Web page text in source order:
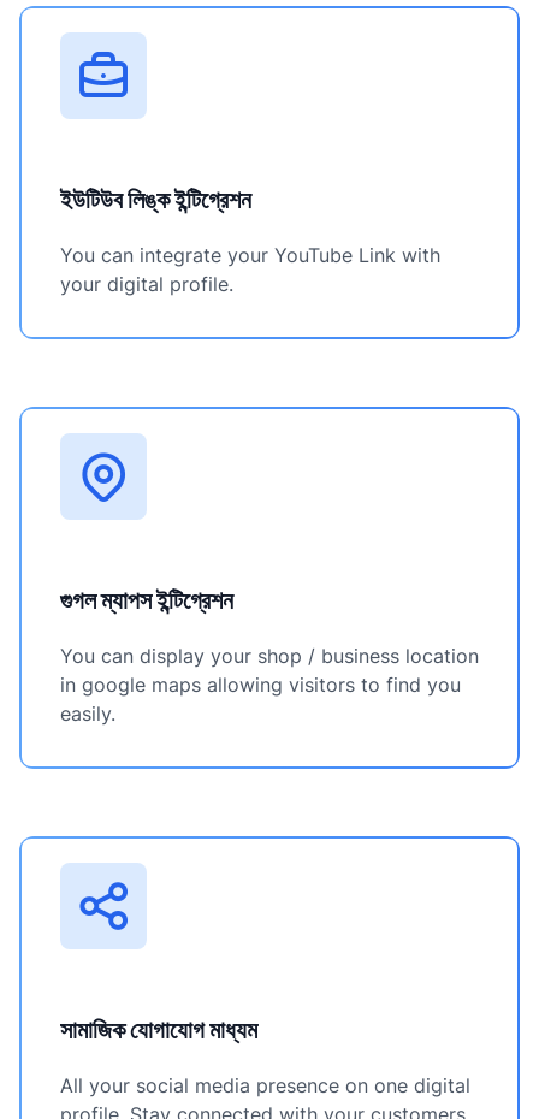
ইউটিউব লিঙ্ক ইন্টিগ্রেশন
You can integrate your YouTube Link with
your digital profile.
গুগল ম্যাপস ইন্টিগ্রেশন
You can display your shop / business location
in google maps allowing visitors to find you
easily.
সামাজিক যোগাযোগ মাধ্যম
All your social media presence on one digital
profile. Stay connected with your customers.